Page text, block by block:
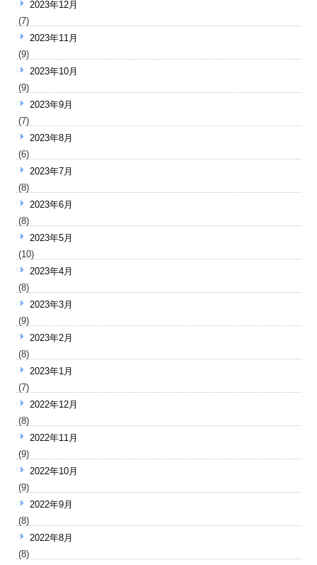
2023年12月
(7)
2023年11月
(9)
2023年10月
(9)
2023年9月
(7)
2023年8月
(6)
2023年7月
(8)
2023年6月
(8)
2023年5月
(10)
2023年4月
(8)
2023年3月
(9)
2023年2月
(8)
2023年1月
(7)
2022年12月
(8)
2022年11月
(9)
2022年10月
(9)
2022年9月
(8)
2022年8月
(8)